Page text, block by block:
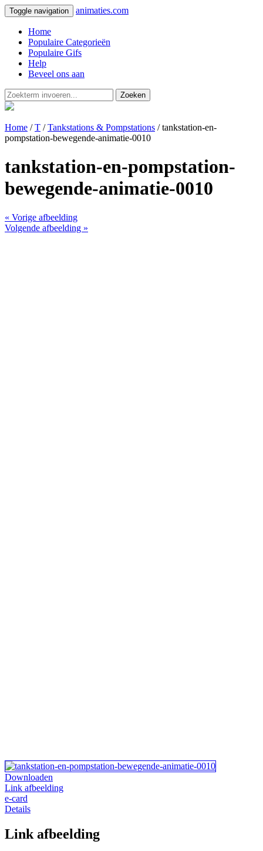
Toggle navigation animaties.com
Home
Populaire Categorieën
Populaire Gifs
Help
Beveel ons aan
Zoeken
Home /T /Tankstations & Pompstations / tankstation-en-
pompstation-bewegende-animatie-0010
tankstation-en-pompstation-
bewegende-animatie-0010
« Vorige afbeelding
Volgende afbeelding »
Downloaden
Link afbeelding
e-card
Details
Link afbeelding